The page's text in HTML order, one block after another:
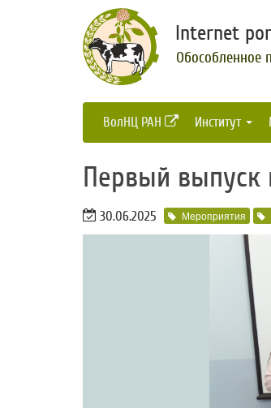
Internet
Обособленное
ВолНЦ РАН Институт
​Первый выпуск
30.06.2025 Мероприятия